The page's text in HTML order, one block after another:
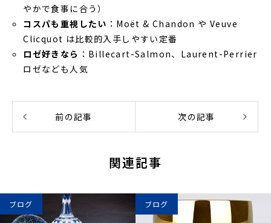
やかで食事に合う）
コスパも重視したい ：Moët & Chandon や Veuve
Clicquot は比較的入手しやすい定番
ロゼ好きなら ：Billecart-Salmon、Laurent-Perrier
ロゼなども人気
前の記事 次の記事
関連記事
ブログ ブログ